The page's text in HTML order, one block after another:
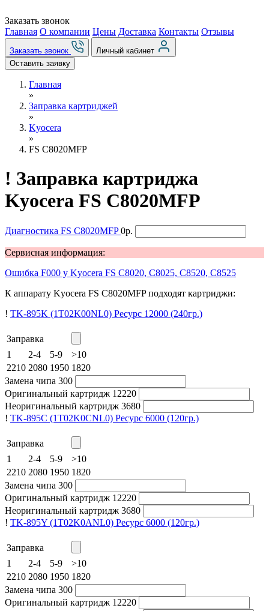
Заказать звонок
Главная О компании Цены Доставка Контакты Отзывы
Заказать звонок
Личный кабинет
Оставить заявку
Главная
»
Заправка картриджей
»
Kyocera
»
FS C8020MFP
! Заправка картриджа
Kyocera FS C8020MFP
Диагностика FS C8020MFP 0р.
Сервисная информация:
Ошибка F000 у Kyocera FS C8020, C8025, C8520, C8525
К аппарату Kyocera FS C8020MFP подходят картриджи:
! TK-895K (1T02K00NL0) Ресурс 12000 (240гр.)
Заправка
1
2-4 5-9
>10
2210 2080 1950 1820
Замена чипа 300
Оригинальный картридж 12220
Неоригинальный картридж 3680
! TK-895C (1T02K0CNL0) Ресурс 6000 (120гр.)
Заправка
1
2-4 5-9
>10
2210 2080 1950 1820
Замена чипа 300
Оригинальный картридж 12220
Неоригинальный картридж 3680
! TK-895Y (1T02K0ANL0) Ресурс 6000 (120гр.)
Заправка
1
2-4 5-9
>10
2210 2080 1950 1820
Замена чипа 300
Оригинальный картридж 12220